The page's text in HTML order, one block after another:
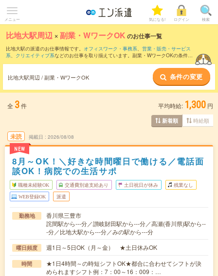
メニュー 気になる! ログイン 検索
比地大駅周辺 ×副業・WワークOK のお仕事一覧
比地大駅の派遣のお仕事情報です。 オフィスワーク・事務系、 営業・販売・サービス
系、 クリエイティブ系などのお仕事を取り揃えています。副業・WワークOKの条件の
比地大駅周辺 / 副業・WワークOK 条件の変更
全 3件 平均時給: 1,300 円
新着順 時給順
未読
NEW
掲載日 2026/08/08
8月～OK！＼好きな時間曜日で働ける／電話面
談OK！病院での生活サポ
職種未経験OK 交通費別途支給あり 土日祝日が休み 残業なし
WEB登録OK 派遣
勤務地
香川県三豊市
詫間駅から---分／讃岐財田駅から---分／高瀬(香川県)駅から--
-分／比地大駅から---分／みの駅から---分
曜日頻度 週1日～5日OK（月～金） ★土日休みOK
時間
★1日4時間～の時短シフトOK★都合に合わせてシフトが決
められますシフト例：7：00～16：009：…